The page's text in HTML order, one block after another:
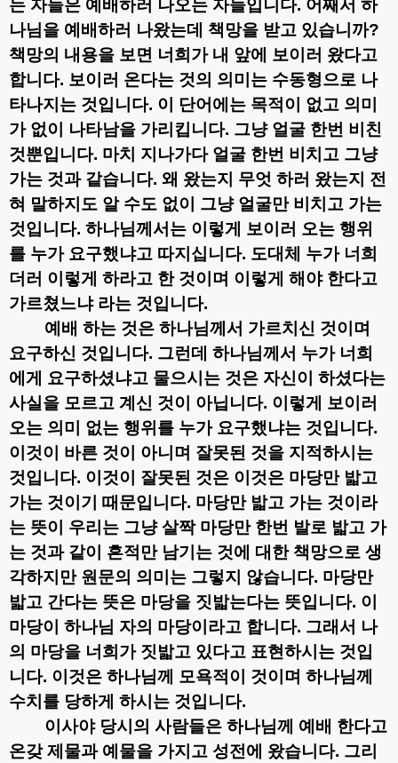
는 자들은 예배하러 나오는 자들입니다. 어째서 하
나님을 예배하러 나왔는데 책망을 받고 있습니까?
책망의 내용을 보면 너희가 내 앞에 보이러 왔다고
합니다. 보이러 온다는 것의 의미는 수동형으로 나
타나지는 것입니다. 이 단어에는 목적이 없고 의미
가 없이 나타남을 가리킵니다. 그냥 얼굴 한번 비친
것뿐입니다. 마치 지나가다 얼굴 한번 비치고 그냥
가는 것과 같습니다. 왜 왔는지 무엇 하러 왔는지 전
혀 말하지도 알 수도 없이 그냥 얼굴만 비치고 가는
것입니다. 하나님께서는 이렇게 보이러 오는 행위
를 누가 요구했냐고 따지십니다. 도대체 누가 너희
더러 이렇게 하라고 한 것이며 이렇게 해야 한다고
가르쳤느냐 라는 것입니다.
예배 하는 것은 하나님께서 가르치신 것이며
요구하신 것입니다. 그런데 하나님께서 누가 너희
에게 요구하셨냐고 물으시는 것은 자신이 하셨다는
사실을 모르고 계신 것이 아닙니다. 이렇게 보이러
오는 의미 없는 행위를 누가 요구했냐는 것입니다.
이것이 바른 것이 아니며 잘못된 것을 지적하시는
것입니다. 이것이 잘못된 것은 이것은 마당만 밟고
가는 것이기 때문입니다. 마당만 밟고 가는 것이라
는 뜻이 우리는 그냥 살짝 마당만 한번 발로 밟고 가
는 것과 같이 흔적만 남기는 것에 대한 책망으로 생
각하지만 원문의 의미는 그렇지 않습니다. 마당만
밟고 간다는 뜻은 마당을 짓밟는다는 뜻입니다. 이
마당이 하나님 자의 마당이라고 합니다. 그래서 나
의 마당을 너희가 짓밟고 있다고 표현하시는 것입
니다. 이것은 하나님께 모욕적이 것이며 하나님께
수치를 당하게 하시는 것입니다.
이사야 당시의 사람들은 하나님께 예배 한다고
온갖 제물과 예물을 가지고 성전에 왔습니다. 그리